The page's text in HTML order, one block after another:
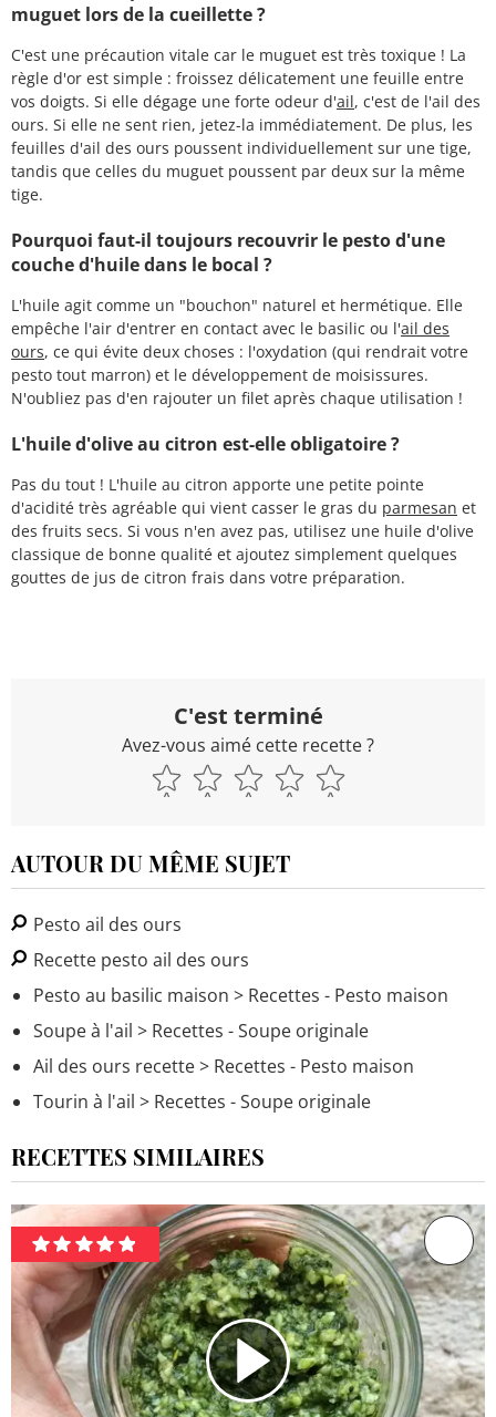
muguet lors de la cueillette ?
C'est une précaution vitale car le muguet est très toxique ! La
règle d'or est simple : froissez délicatement une feuille entre
vos doigts. Si elle dégage une forte odeur d'ail, c'est de l'ail des
ours. Si elle ne sent rien, jetez-la immédiatement. De plus, les
feuilles d'ail des ours poussent individuellement sur une tige,
tandis que celles du muguet poussent par deux sur la même
tige.
Pourquoi faut-il toujours recouvrir le pesto d'une
couche d'huile dans le bocal ?
L'huile agit comme un "bouchon" naturel et hermétique. Elle
empêche l'air d'entrer en contact avec le basilic ou l'ail des
ours, ce qui évite deux choses : l'oxydation (qui rendrait votre
pesto tout marron) et le développement de moisissures.
N'oubliez pas d'en rajouter un filet après chaque utilisation !
L'huile d'olive au citron est-elle obligatoire ?
Pas du tout ! L'huile au citron apporte une petite pointe
d'acidité très agréable qui vient casser le gras du parmesan et
des fruits secs. Si vous n'en avez pas, utilisez une huile d'olive
classique de bonne qualité et ajoutez simplement quelques
gouttes de jus de citron frais dans votre préparation.
C'est terminé
Avez-vous aimé cette recette ?
AUTOUR DU MÊME SUJET
Pesto ail des ours
Recette pesto ail des ours
Pesto au basilic maison > Recettes - Pesto maison
Soupe à l'ail > Recettes - Soupe originale
Ail des ours recette> Recettes - Pesto maison
Tourin à l'ail > Recettes - Soupe originale
RECETTES SIMILAIRES